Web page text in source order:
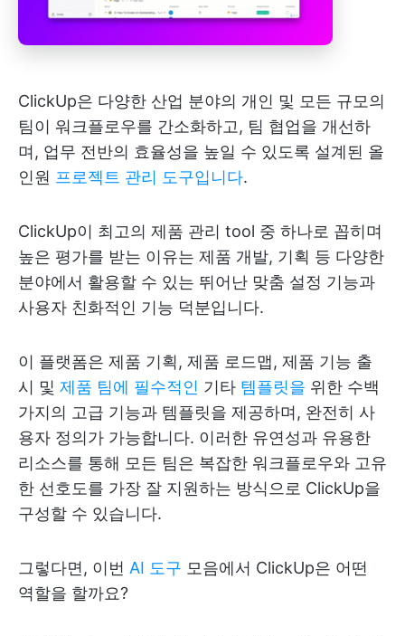
ClickUp은 다양한 산업 분야의 개인 및 모든 규모의
팀이 워크플로우를 간소화하고, 팀 협업을 개선하
며, 업무 전반의 효율성을 높일 수 있도록 설계된 올
인원 프로젝트 관리 도구입니다.
ClickUp이 최고의 제품 관리 tool 중 하나로 꼽히며
높은 평가를 받는 이유는 제품 개발, 기획 등 다양한
분야에서 활용할 수 있는 뛰어난 맞춤 설정 기능과
사용자 친화적인 기능 덕분입니다.
이 플랫폼은 제품 기획, 제품 로드맵, 제품 기능 출
시 및 제품 팀에 필수적인 기타 템플릿을 위한 수백
가지의 고급 기능과 템플릿을 제공하며, 완전히 사
용자 정의가 가능합니다. 이러한 유연성과 유용한
리소스를 통해 모든 팀은 복잡한 워크플로우와 고유
한 선호도를 가장 잘 지원하는 방식으로 ClickUp을
구성할 수 있습니다.
그렇다면, 이번 AI 도구 모음에서 ClickUp은 어떤
역할을 할까요?